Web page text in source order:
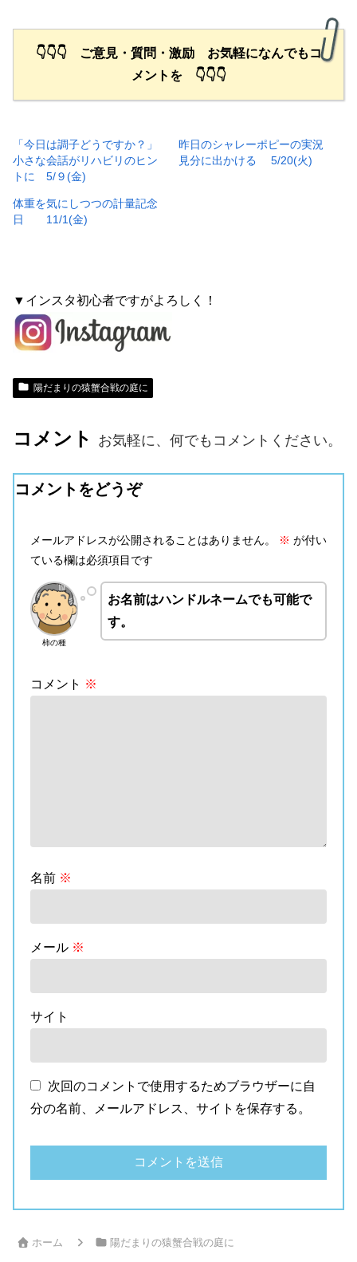
👇👇👇 ご意見・質問・激励 お気軽になんでもコ
メントを 👇👇👇
「今日は調子どうですか？」
小さな会話がリハビリのヒン
トに 5/９(金)
昨日のシャレーポピーの実況
見分に出かける 5/20(火)
体重を気にしつつの計量記念
日 11/1(金)
▼インスタ初心者ですがよろしく！
陽だまりの猿蟹合戦の庭に
コメント お気軽に、何でもコメントください。
コメントをどうぞ
メールアドレスが公開されることはありません。 ※ が付い
ている欄は必須項目です
柿の種
お名前はハンドルネームでも可能で
す。
コメント ※
名前 ※
メール ※
サイト
次回のコメントで使用するためブラウザーに自
分の名前、メールアドレス、サイトを保存する。
ホーム 陽だまりの猿蟹合戦の庭に